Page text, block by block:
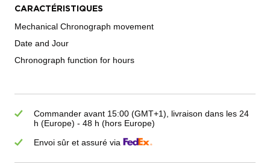
CARACTÉRISTIQUES
Mechanical Chronograph movement
Date and Jour
Chronograph function for hours
Commander avant 15:00 (GMT+1), livraison dans les 24
h (Europe) - 48 h (hors Europe)
Envoi sûr et assuré via